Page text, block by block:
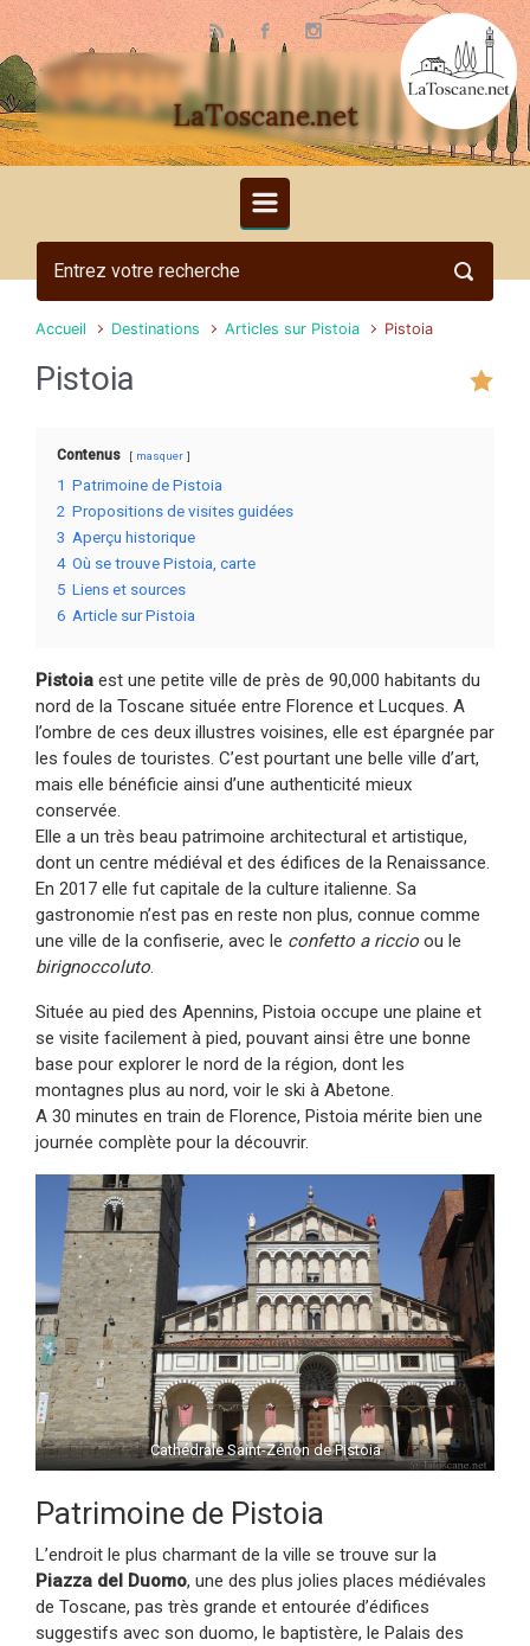
Skip to main content
LaToscane.net
Accueil Destinations Articles sur Pistoia Pistoia
Pistoia
Contenus masquer
1 Patrimoine de Pistoia
2 Propositions de visites guidées
3 Aperçu historique
4 Où se trouve Pistoia, carte
5 Liens et sources
6 Article sur Pistoia
Pistoia est une petite ville de près de 90,000 habitants du
nord de la Toscane située entre Florence et Lucques. A
l’ombre de ces deux illustres voisines, elle est épargnée par
les foules de touristes. C’est pourtant une belle ville d’art,
mais elle bénéficie ainsi d’une authenticité mieux
conservée.
Elle a un très beau patrimoine architectural et artistique,
dont un centre médiéval et des édifices de la Renaissance.
En 2017 elle fut capitale de la culture italienne. Sa
gastronomie n’est pas en reste non plus, connue comme
une ville de la confiserie, avec le confetto a riccio ou le
birignoccoluto.
Située au pied des Apennins, Pistoia occupe une plaine et
se visite facilement à pied, pouvant ainsi être une bonne
base pour explorer le nord de la région, dont les
montagnes plus au nord, voir le ski à Abetone.
A 30 minutes en train de Florence, Pistoia mérite bien une
journée complète pour la découvrir.
Cathédrale Saint-Zénon de Pistoia
Patrimoine de Pistoia
L’endroit le plus charmant de la ville se trouve sur la
Piazza del Duomo, une des plus jolies places médiévales
de Toscane, pas très grande et entourée d’édifices
suggestifs avec son duomo, le baptistère, le Palais des